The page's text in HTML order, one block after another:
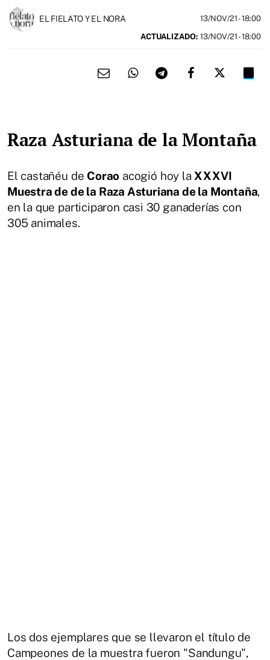
EL FIELATO Y EL NORA 13/NOV/21- 18:00
ACTUALIZADO: 13/NOV/21 - 18:00
Raza Asturiana de la Montaña
El castañéu de Corao acogió hoy la XXXVI
Muestra de de la Raza Asturiana de la Montaña,
en la que participaron casi 30 ganaderías con
305 animales.
Los dos ejemplares que se llevaron el título de
Campeones de la muestra fueron "Sandungu",